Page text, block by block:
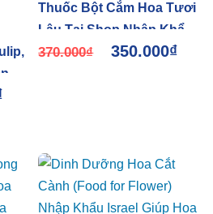
Thuốc Bột Cắm Hoa Tươi
Lâu Tại Shop Nhập Khẩu
Israel Hiệu LongLife SG
370.000₫ 350.000₫